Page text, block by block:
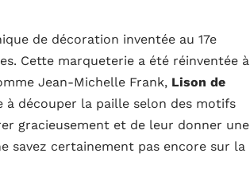
de décoration inventée au 17e
Cette marqueterie a été réinventée à
Jean-Michelle Frank, Lison de
découper la paille selon des motifs
gracieusement et de leur donner une
savez certainement pas encore sur la